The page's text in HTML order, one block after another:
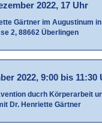
2022, 17 Uhr
Gärtner im Augustinum
2, 88662 Überlingen
2022, 9:00 bis 11:30
ducrh Körperarbeit
Dr. Henriette Gärtner